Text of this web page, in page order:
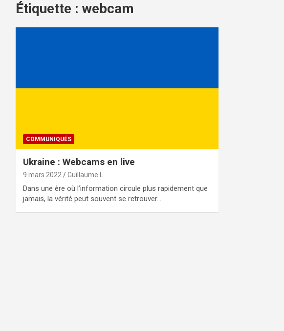
Étiquette : webcam
COMMUNIQUÉS
Ukraine : Webcams en live
9 mars 2022 Guillaume L.
Dans une ère où l’information circule plus rapidement que
jamais, la vérité peut souvent se retrouver…